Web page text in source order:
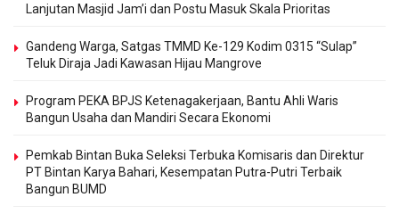
Lanjutan Masjid Jam’i dan Postu Masuk Skala Prioritas
Gandeng Warga, Satgas TMMD Ke-129 Kodim 0315 “Sulap”
Teluk Diraja Jadi Kawasan Hijau Mangrove
Program PEKA BPJS Ketenagakerjaan, Bantu Ahli Waris
Bangun Usaha dan Mandiri Secara Ekonomi
Pemkab Bintan Buka Seleksi Terbuka Komisaris dan Direktur
PT Bintan Karya Bahari, Kesempatan Putra-Putri Terbaik
Bangun BUMD